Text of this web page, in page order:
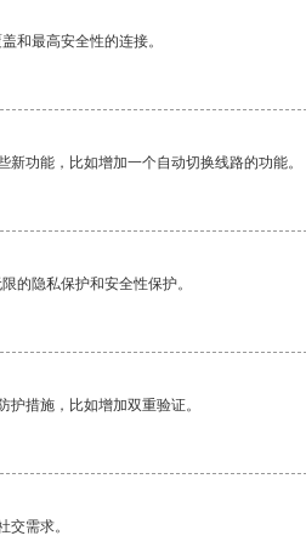
和最高安全性的连接。
功能，比如增加一个自动切换线路的功能。
的隐私保护和安全性保护。
措施，比如增加双重验证。
需求。